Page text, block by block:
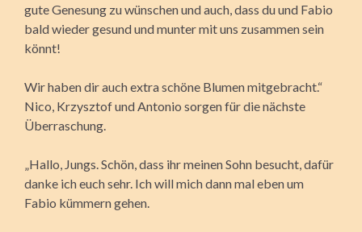
gute Genesung zu wünschen und auch, dass du und Fabio
bald wieder gesund und munter mit uns zusammen sein
könnt!
Wir haben dir auch extra schöne Blumen mitgebracht.“
Nico, Krzysztof und Antonio sorgen für die nächste
Überraschung.
„Hallo, Jungs. Schön, dass ihr meinen Sohn besucht, dafür
danke ich euch sehr. Ich will mich dann mal eben um
Fabio kümmern gehen.